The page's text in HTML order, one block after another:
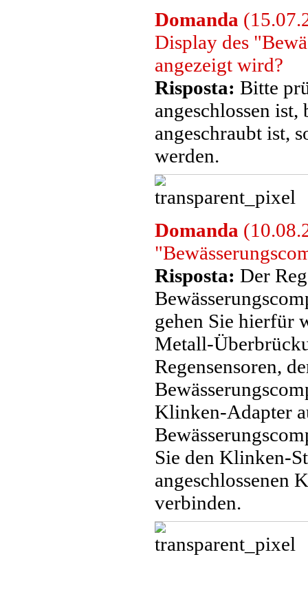
Domanda
Display des
angezeigt wird?
Risposta: Bitte
angeschlossen
angeschraubt ist,
werden.
Domanda
Risposta: Der
gehen Sie hierfür
Metall-
Regensensoren,
Klinken-Adapter
Sie den Klinken-
angeschlossenen
verbinden.